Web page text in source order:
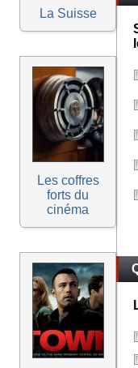
La Suisse
Les coffres
forts du
cinéma